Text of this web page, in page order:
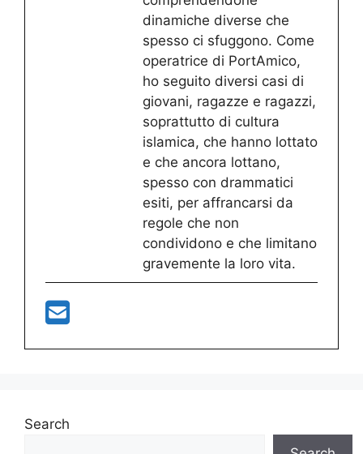
dinamiche diverse che
spesso ci sfuggono. Come
operatrice di PortAmico,
ho seguito diversi casi di
giovani, ragazze e ragazzi,
soprattutto di cultura
islamica, che hanno lottato
e che ancora lottano,
spesso con drammatici
esiti, per affrancarsi da
regole che non
condividono e che limitano
gravemente la loro vita.
Search